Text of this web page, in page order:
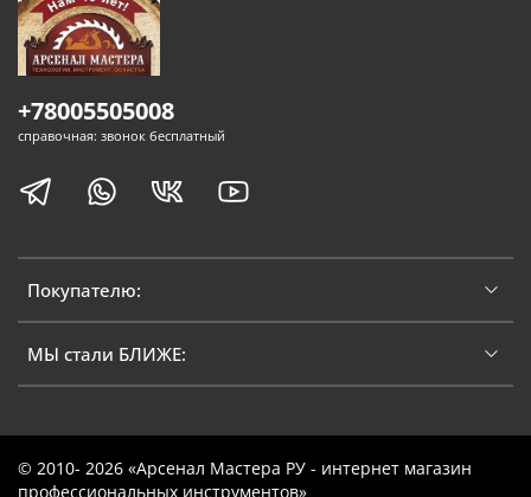
Покупателю:
МЫ стали БЛИЖЕ:
+78005505008
справочная: звонок бесплатный
© 2010- 2026 «Арсенал Мастера РУ - интернет магазин
профессиональных инструментов»